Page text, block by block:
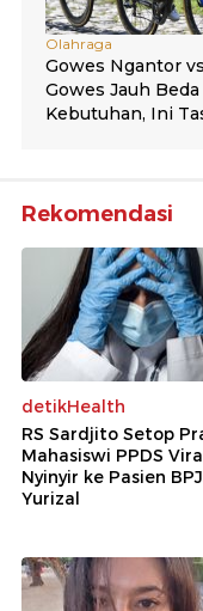
Rekomendasi
detikHealth
RS Sardjito Setop
Mahasiswi PPDS
Nyinyir ke Pasien
Yurizal